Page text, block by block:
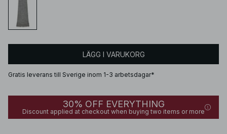
LÄGG I VARUKORG
Gratis leverans till Sverige inom 1-3 arbetsdagar*
30% OFF EVERYTHING
Discount applied at checkout when buying two items or more